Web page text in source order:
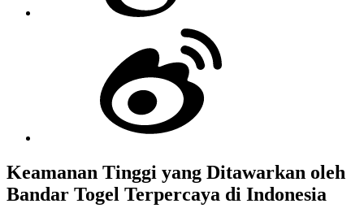
Keamanan Tinggi yang Ditawarkan oleh
Bandar Togel Terpercaya di Indonesia